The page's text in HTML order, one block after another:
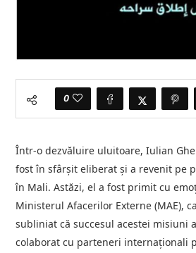
0
Într-o dezvăluire uluitoare, Iulian
fost în sfârșit eliberat și a revenit pe
în Mali. Astăzi, el a fost primit cu
Ministerul Afacerilor Externe (MAE),
subliniat că succesul acestei misiuni
colaborat cu parteneri internaționali